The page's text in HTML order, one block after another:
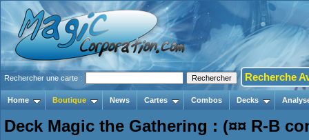
Rechercher une carte : Recherche
Home Boutique News Cartes Combos Decks
Deck Magic the Gathering : (¤¤ R-B